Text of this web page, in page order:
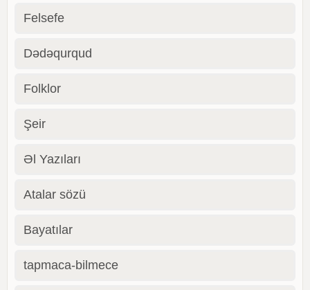
Felsefe
Dədəqurqud
Folklor
Şeir
Əl Yazıları
Atalar sözü
Bayatılar
tapmaca-bilmece